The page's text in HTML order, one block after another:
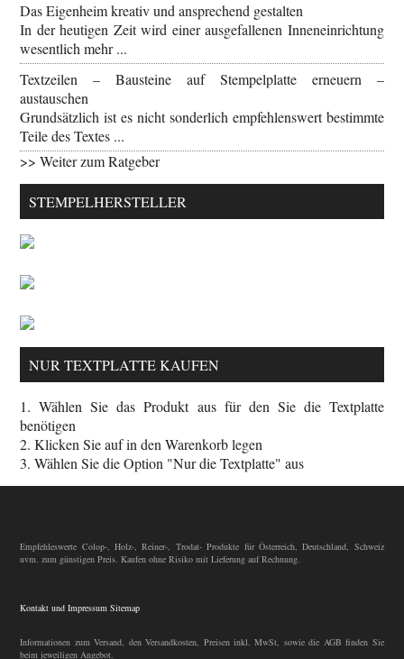
Das Eigenheim kreativ und ansprechend gestalten
In der heutigen Zeit wird einer ausgefallenen Inneneinrichtung
wesentlich mehr ...
Textzeilen – Bausteine auf Stempelplatte erneuern –
austauschen
Grundsätzlich ist es nicht sonderlich empfehlenswert bestimmte
Teile des Textes ...
>> Weiter zum Ratgeber
STEMPELHERSTELLER
NUR TEXTPLATTE KAUFEN
1. Wählen Sie das Produkt aus für den Sie die Textplatte
benötigen
2. Klicken Sie auf in den Warenkorb legen
3. Wählen Sie die Option "Nur die Textplatte" aus
Empfehleswerte Colop-, Holz-, Reiner-, Trodat- Produkte für Österreich, Deutschland, Schweiz
uvm. zum günstigen Preis. Kaufen ohne Risiko mit Lieferung auf Rechnung.
Kontakt und Impressum Sitemap
Informationen zum Versand, den Versandkosten, Preisen inkl. MwSt, sowie die AGB finden Sie
beim jeweiligen Angebot.